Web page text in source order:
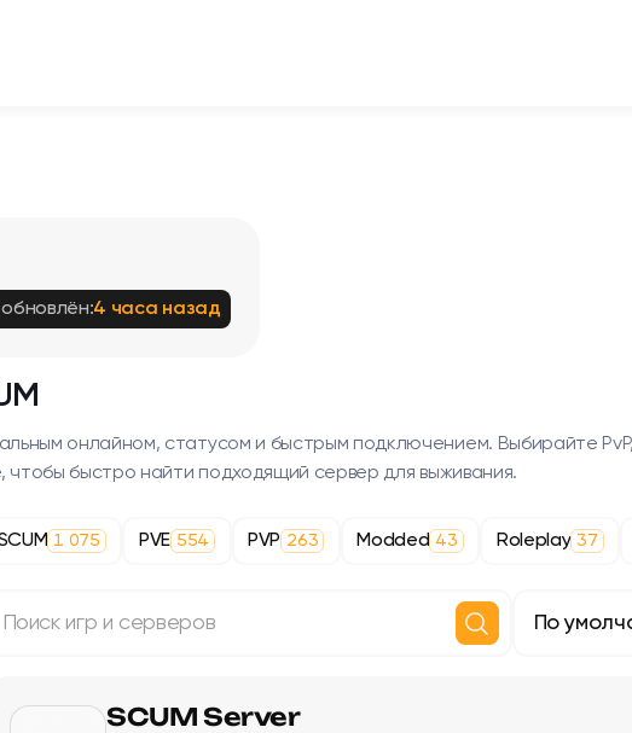
4 часа назад
онлайном, статусом и быстрым подключением. Выбирайте
чтобы быстро найти подходящий сервер для выживания.
1 075 PVE 554 PVP 263 Modded 43 Roleplay 37
игр и серверов
SCUM Server